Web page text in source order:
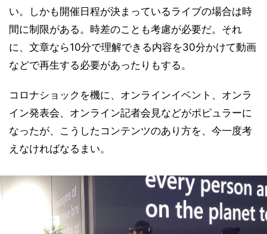
い。しかも開催日程が決まっているライブの場合は時
間に制限がある。時差のことも考慮が必要だ。それ
に、文章なら10分で理解できる内容を30分かけて動画
などで再生する必要があったりもする。
コロナショックを機に、オンラインイベント、オンラ
イン発表会、オンライン記者会見などがポピュラーに
なったが、こうしたコンテンツのあり方を、今一度考
えなければなるまい。